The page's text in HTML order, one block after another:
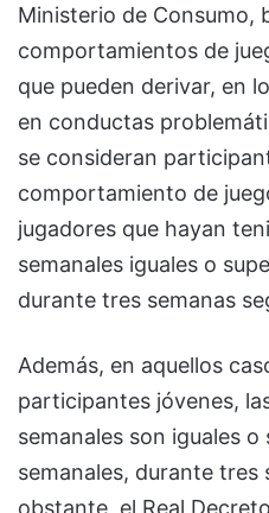
Ministerio de Consumo,
comportamientos de
que pueden derivar, en
en conductas
se consideran
comportamiento de
jugadores que hayan
semanales iguales o
durante tres semanas
Además, en aquellos
participantes jóvenes,
semanales son iguales
semanales, durante tres
obstante, el Real